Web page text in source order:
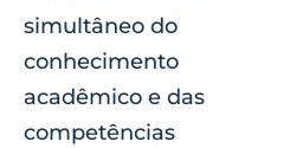
simultâneo do
conhecimento
acadêmico e das
competências